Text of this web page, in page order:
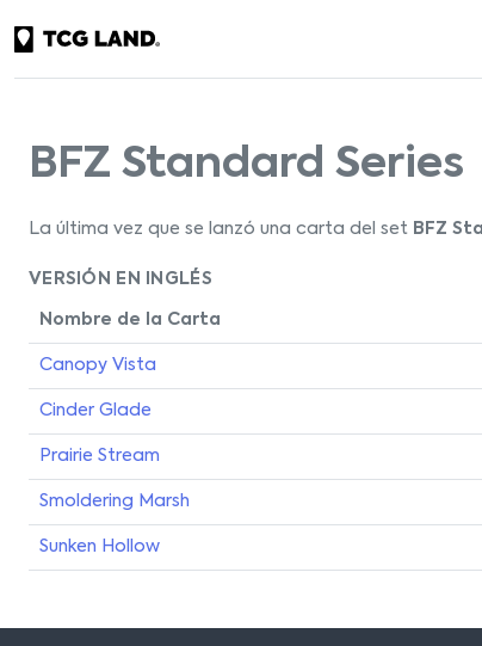
BFZ Standard Series
La última vez que se lanzó una carta del set BFZ
VERSIÓN EN INGLÉS
Nombre de la Carta
Canopy Vista
Cinder Glade
Prairie Stream
Smoldering Marsh
Sunken Hollow